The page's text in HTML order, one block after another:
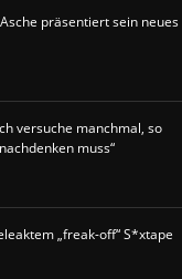
präsentiert sein neues
versuche manchmal, so
muss“
„freak-off“ S*xtape